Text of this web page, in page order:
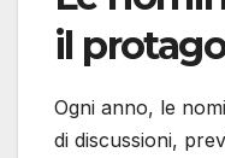
il
Ogni anno, le
di discussioni,